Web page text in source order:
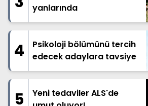
yanlarında
4
Psikoloji bölümünü tercih
edecek adaylara tavsiye
5
Yeni tedaviler ALS'de